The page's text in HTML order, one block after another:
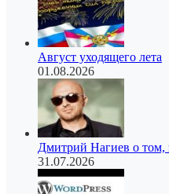
Август уходящего лета
01.08.2026
Дмитрий Нагиев о
31.07.2026